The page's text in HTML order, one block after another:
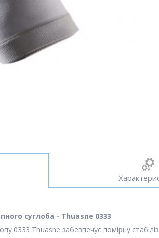
суглоба - Thuasne 0333
0333 Thuasne забезпечує помірну